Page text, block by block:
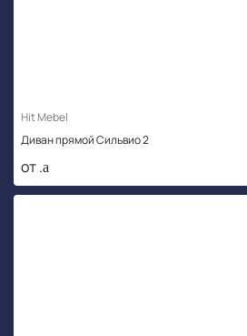
Hit Mebel
Диван прямой Сильвио 2
от .